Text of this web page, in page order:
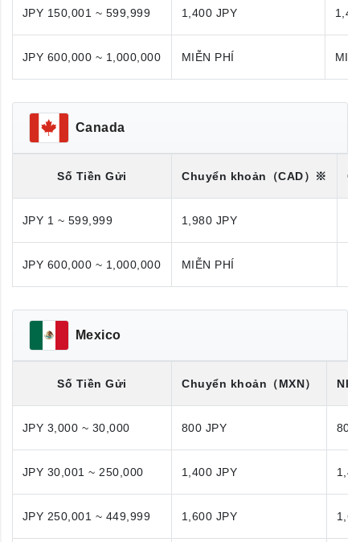
JPY 150,001 ~ 599,999 1,400 JPY
JPY 600,000 ~ 1,000,000 MIỄN PHÍ
Canada
Số Tiền Gửi Chuyển khoản （CAD）※
JPY 1 ~ 599,999 1,980 JPY
JPY 600,000 ~ 1,000,000 MIỄN PHÍ
Mexico
Số Tiền Gửi Chuyển khoản （MXN）
JPY 3,000 ~ 30,000 800 JPY 800
JPY 30,001 ~ 250,000 1,400 JPY
JPY 250,001 ~ 449,999 1,600 JPY